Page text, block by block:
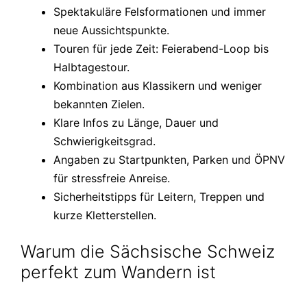
Spektakuläre Felsformationen und immer
neue Aussichtspunkte.
Touren für jede Zeit: Feierabend-Loop bis
Halbtagestour.
Kombination aus Klassikern und weniger
bekannten Zielen.
Klare Infos zu Länge, Dauer und
Schwierigkeitsgrad.
Angaben zu Startpunkten, Parken und ÖPNV
für stressfreie Anreise.
Sicherheitstipps für Leitern, Treppen und
kurze Kletterstellen.
Warum die Sächsische Schweiz
perfekt zum Wandern ist